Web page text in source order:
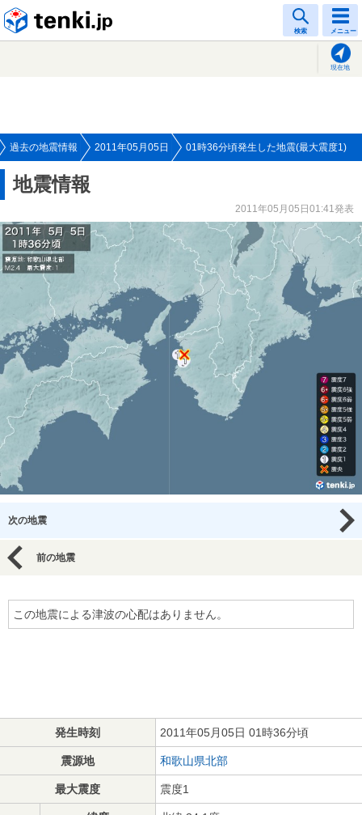
検索 メニュー
現在地
過去の地震情報 2011年05月05日 01時36分頃発生した地震(最大震度1)
地震情報
2011年05月05日01:41発表
次の地震
前の地震
この地震による津波の心配はありません。
発生時刻 2011年05月05日 01時36分頃
震源地 和歌山県北部
最大震度 震度1